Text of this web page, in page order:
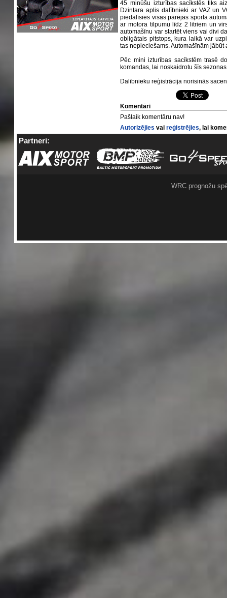
45 minūšu izturības sacīkstēs tiks
Dzintara aplis dalībnieki ar VAZ un
piedalīsies visas pārējās sporta
ar motora tilpumu līdz 2 litriem un
automašīnu var startēt viens vai divi
obligātais pitstops, kura laikā var
tas nepieciešams. Automašīnām
Pēc mini izturības sacīkstēm trasē
komandas, lai noskaidrotu šīs
Dalībnieku reģistrācija norisinās
Komentāri
Pašlaik komentāru nav!
Autorizējies vaireģistrējies, lai
Partneri:
WRC prognožu